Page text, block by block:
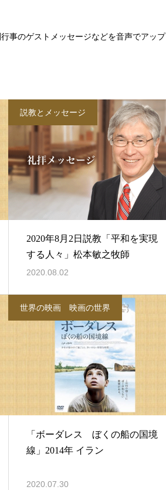
事のゲストメッセージなどを音声でアップ
説教とメッセージ
2020年8月2日説教「平和を実現
する人々」松本敏之牧師
2020.08.02
世界の映画 映画の世界
「ボーダレス ぼくの船の国境
線」2014年 イラン
2020.07.30